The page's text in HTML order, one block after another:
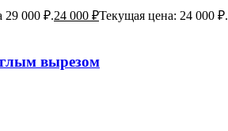
29 000 ₽.24 000 ₽Текущая цена: 24 000 ₽.
вырезом